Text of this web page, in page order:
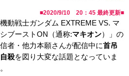
■2020/9/10 20：45 最終更新■
機動戦士ガンダム EXTREME VS. マ
ブーストON（通称:マキオン）」の
者・他力本願さんが配信中に首吊
殺を図り大変な話題となっていま